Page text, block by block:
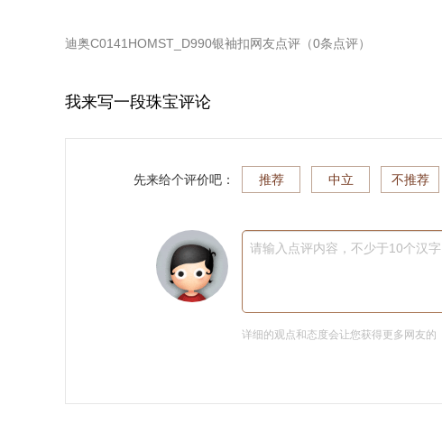
迪奥C0141HOMST_D990银袖扣网友点评（0条点评）
我来写一段珠宝评论
先来给个评价吧： 推荐 中立 不推荐
请输入点评内容，不少于10个汉字
详细的观点和态度会让您获得更多网友的